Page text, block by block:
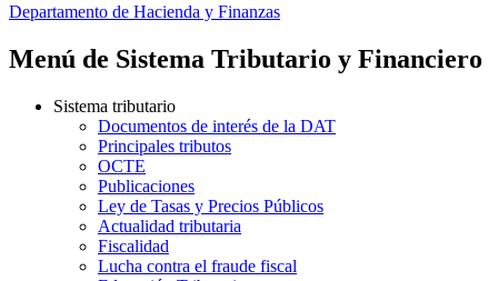
Departamento de Hacienda y Finanzas
Menú de Sistema Tributario y Financiero
Sistema tributario
Documentos de interés de la DAT
Principales tributos
OCTE
Publicaciones
Ley de Tasas y Precios Públicos
Actualidad tributaria
Fiscalidad
Lucha contra el fraude fiscal